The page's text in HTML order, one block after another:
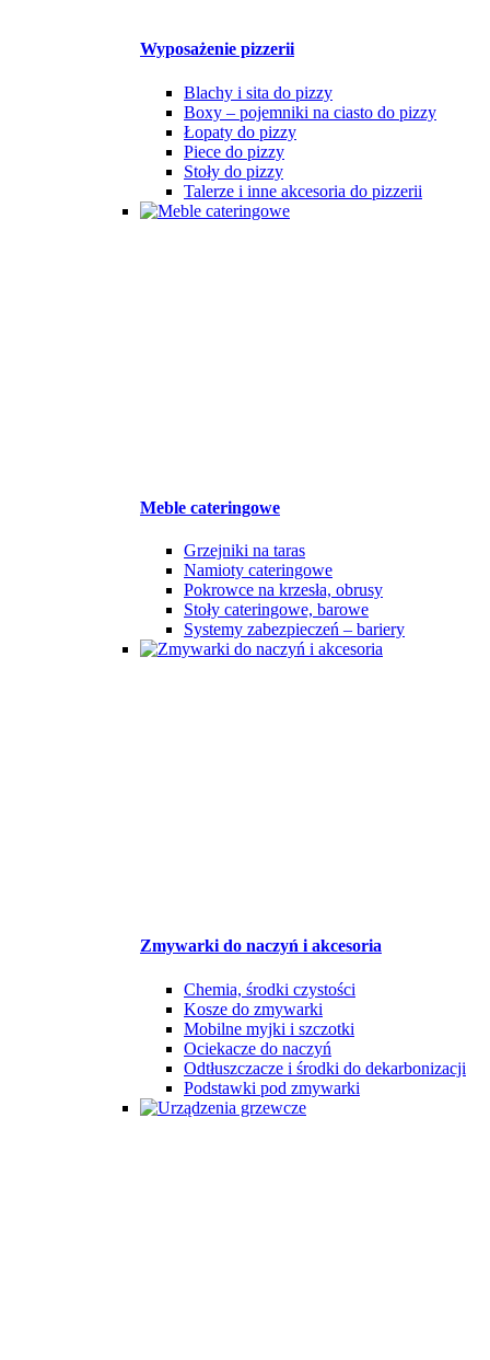
Wyposażenie pizzerii
Blachy i sita do pizzy
Boxy – pojemniki na ciasto do pizzy
Łopaty do pizzy
Piece do pizzy
Stoły do pizzy
Talerze i inne akcesoria do pizzerii
Meble cateringowe
Grzejniki na taras
Namioty cateringowe
Pokrowce na krzesła, obrusy
Stoły cateringowe, barowe
Systemy zabezpieczeń – bariery
Zmywarki do naczyń i akcesoria
Chemia, środki czystości
Kosze do zmywarki
Mobilne myjki i szczotki
Ociekacze do naczyń
Odtłuszczacze i środki do dekarbonizacji
Podstawki pod zmywarki